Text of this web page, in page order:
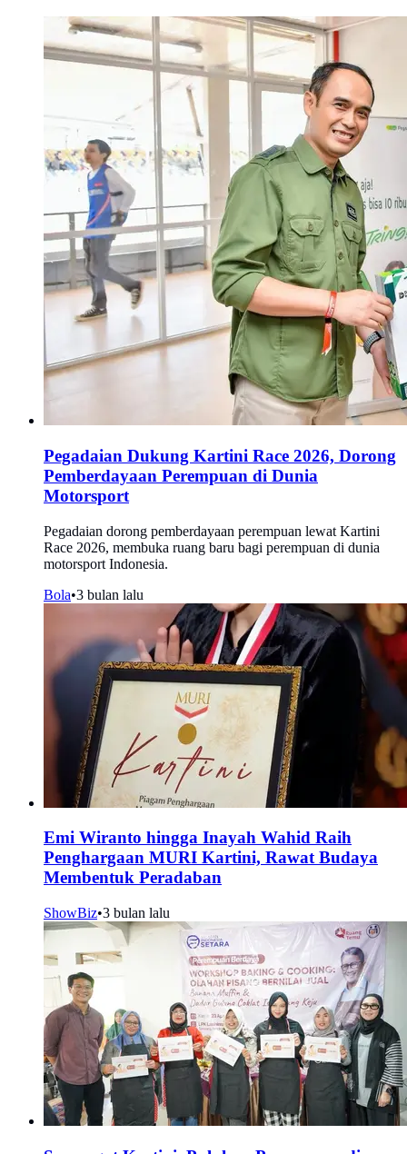
Pegadaian Dukung Kartini Race 2026, Dorong
Pemberdayaan Perempuan di Dunia
Motorsport
Pegadaian dorong pemberdayaan perempuan lewat Kartini
Race 2026, membuka ruang baru bagi perempuan di dunia
motorsport Indonesia.
Bola•3 bulan lalu
Emi Wiranto hingga Inayah Wahid Raih
Penghargaan MURI Kartini, Rawat Budaya
Membentuk Peradaban
ShowBiz•3 bulan lalu